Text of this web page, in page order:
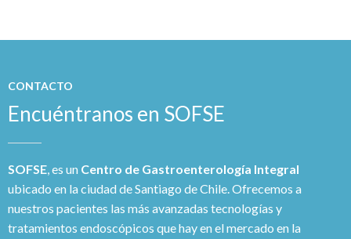
CONTACTO
Encuéntranos en SOFSE
SOFSE, es un Centro de Gastroenterología Integral
ubicado en la ciudad de Santiago de Chile. Ofrecemos a
nuestros pacientes las más avanzadas tecnologías y
tratamientos endoscópicos que hay en el mercado en la